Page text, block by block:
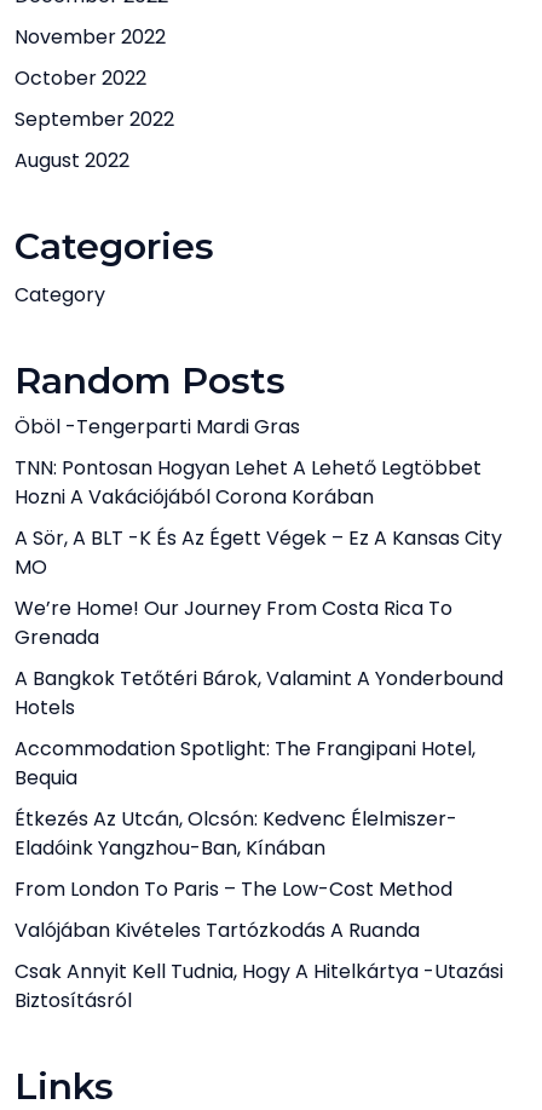
November 2022
October 2022
September 2022
August 2022
Categories
Category
Random Posts
Öböl -tengerparti Mardi Gras
TNN: Pontosan Hogyan Lehet A Lehető Legtöbbet
Hozni A Vakációjából Corona Korában
A Sör, A BLT -k És Az Égett Végek – Ez A Kansas City
MO
We’re Home! Our Journey From Costa Rica To
Grenada
A Bangkok Tetőtéri Bárok, Valamint A Yonderbound
Hotels
Accommodation Spotlight: The Frangipani Hotel,
Bequia
Étkezés Az Utcán, Olcsón: Kedvenc Élelmiszer-
Eladóink Yangzhou-Ban, Kínában
From London To Paris – The Low-Cost Method
Valójában Kivételes Tartózkodás A Ruanda
Csak Annyit Kell Tudnia, Hogy A Hitelkártya -utazási
Biztosításról
Links